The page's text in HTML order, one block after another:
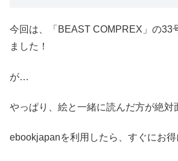
今回は、「BEAST COMPREX」の33
ました！
が…
やっぱり、絵と一緒に読んだ方が絶対
ebookjapanを利用したら、すぐにお